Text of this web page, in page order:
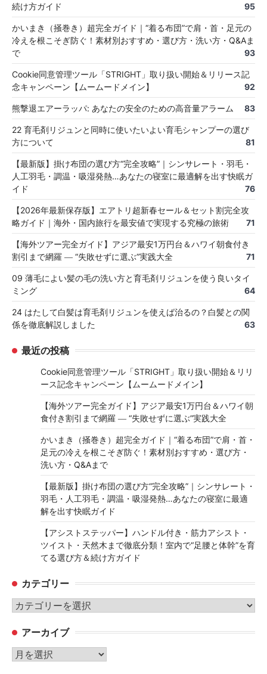
続け方ガイド
95
かいまき（掻巻き）超完全ガイド｜“着る布団”で肩・首・足元の
冷えを根こそぎ防ぐ！素材別おすすめ・選び方・洗い方・Q&Aま
で
93
Cookie同意管理ツール「STRIGHT」取り扱い開始＆リリース記
念キャンペーン【ムームードメイン】
92
熊撃退エアーラッパ: あなたの安全のための高音量アラーム 83
22 育毛剤リジュンと同時に使いたいよい育毛シャンプーの選び
方について
81
【最新版】掛け布団の選び方“完全攻略”｜シンサレート・羽毛・
人工羽毛・調温・吸湿発熱…あなたの寝室に最適解を出す快眠ガ
イド
76
【2026年最新保存版】エアトリ超新春セール＆セット割完全攻
略ガイド｜海外・国内旅行を最安値で実現する究極の旅術
71
【海外ツアー完全ガイド】アジア最安1万円台＆ハワイ朝食付き
割引まで網羅 ― “失敗せずに選ぶ”実践大全
71
09 薄毛によい髪の毛の洗い方と育毛剤リジュンを使う良いタイ
ミング
64
24 はたして白髪は育毛剤リジュンを使えば治るの？白髪との関
係を徹底解説しました
63
最近の投稿
Cookie同意管理ツール「STRIGHT」取り扱い開始＆リリ
ース記念キャンペーン【ムームードメイン】
【海外ツアー完全ガイド】アジア最安1万円台＆ハワイ朝
食付き割引まで網羅 ― “失敗せずに選ぶ”実践大全
かいまき（掻巻き）超完全ガイド｜“着る布団”で肩・首・
足元の冷えを根こそぎ防ぐ！素材別おすすめ・選び方・
洗い方・Q&Aまで
【最新版】掛け布団の選び方“完全攻略”｜シンサレート・
羽毛・人工羽毛・調温・吸湿発熱…あなたの寝室に最適
解を出す快眠ガイド
【アシストステッパー】ハンドル付き・筋力アシスト・
ツイスト・天然木まで徹底分類！室内で“足腰と体幹”を育
てる選び方＆続け方ガイド
カテゴリー
カ
ゴ
リ
ー
アーカイブ
ア